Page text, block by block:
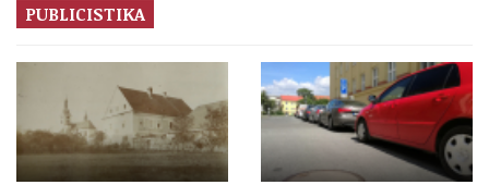
PUBLICISTIKA